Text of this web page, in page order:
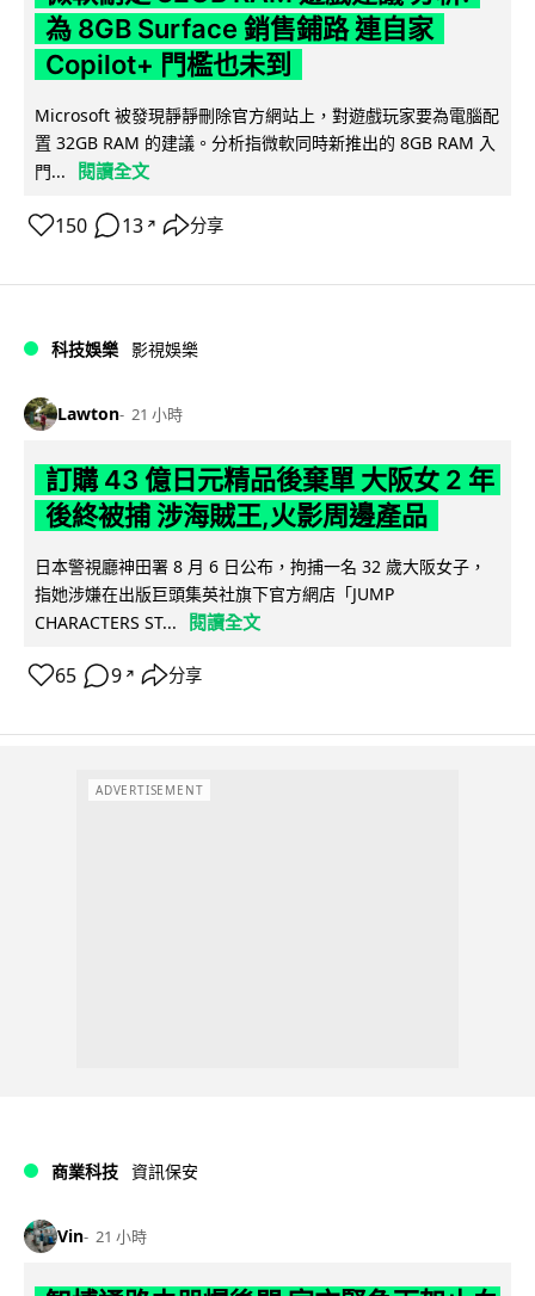
為 8GB Surface 銷售鋪路 連自家
Copilot+ 門檻也未到
Microsoft 被發現靜靜刪除官方網站上，對遊戲玩家要為電腦配
置 32GB RAM 的建議。分析指微軟同時新推出的 8GB RAM 入
門...
閱讀全文
150 13 ↗ 分享
科技娛樂 影視娛樂
Lawton 21 小時
訂購 43 億日元精品後棄單 大阪女 2 年
後終被捕 涉海賊王,火影周邊產品
日本警視廳神田署 8 月 6 日公布，拘捕一名 32 歲大阪女子，
指她涉嫌在出版巨頭集英社旗下官方網店「JUMP
CHARACTERS ST...
閱讀全文
65 9 ↗ 分享
ADVERTISEMENT
商業科技 資訊保安
Vin 21 小時